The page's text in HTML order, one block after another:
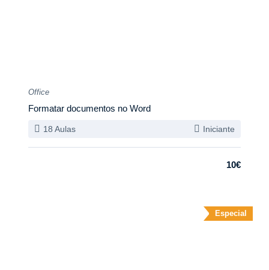
Office
Formatar documentos no Word
18 Aulas Iniciante
10€
Especial